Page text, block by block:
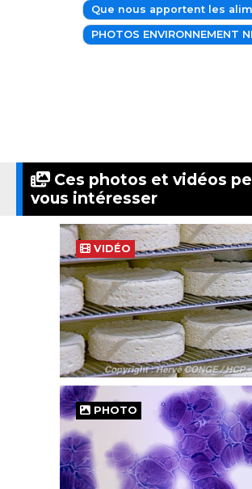
Que nous apportent les
PHOTOS ENVIRONNEMENT
Ces photos et vidéos
vous intéresser
VIDÉO
PHOTO